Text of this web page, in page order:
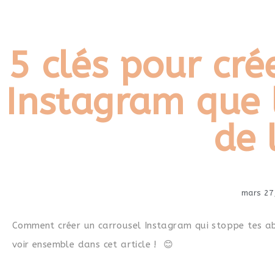
5 clés pour
Instagram que
de
mars
Comment créer un carrousel Instagram qui stoppe tes
voir ensemble dans cet article ! 😊